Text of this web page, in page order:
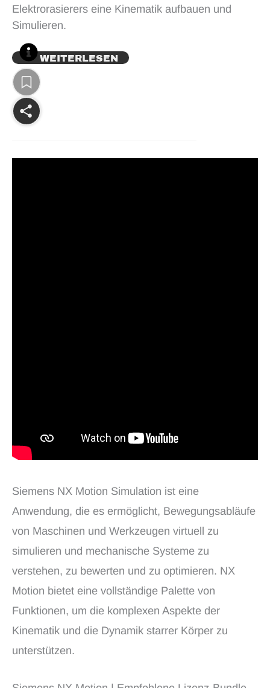
Elektrorasierers eine Kinematik aufbauen und
Simulieren.
WEITERLESEN
Siemens NX Motion Simulation ist eine
Anwendung, die es ermöglicht, Bewegungsabläufe
von Maschinen und Werkzeugen virtuell zu
simulieren und mechanische Systeme zu
verstehen, zu bewerten und zu optimieren. NX
Motion bietet eine vollständige Palette von
Funktionen, um die komplexen Aspekte der
Kinematik und die Dynamik starrer Körper zu
unterstützen.